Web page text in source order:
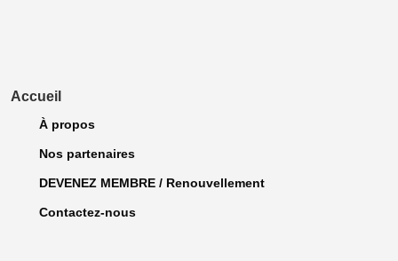
Accueil
À propos
Nos partenaires
DEVENEZ MEMBRE / Renouvellement
Contactez-nous